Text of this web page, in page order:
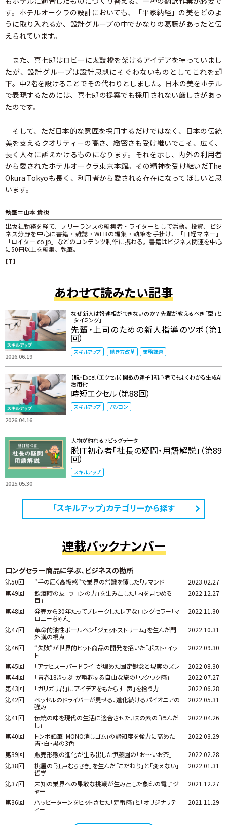
す。ホテルオークラの設計においても、「平家納経」の美をどのよ
うに取り入れるか、設計グループの中でかなりの葛藤があったと伝
えられています。
また、喜七郎はロビーに太鼓橋を架けるアイデアを持っていまし
たが、設計グループは設計思想にそぐわないものとしてこれを却
下。中2階を設けることでその代わりとしました。日本の美をホテル
で表現するためには、喜七郎の提案でも採用されない厳しさがあっ
たのです。
そして、ただ日本的な意匠を採用するだけではなく、日本の伝統
美を支えるクオリティーの高さ、緻密さも受け継いでこそ、広く、
長く人々に訴えかけるものになります。それを示し、内外の利用者
から愛されたホテルオークラ東京本館。その精神を受け継いだThe
Okura Tokyoも長く、利用者から愛される存在になってほしいと思
います。
執筆＝山本 貴也
出版社勤務を経て、フリーランスの編集者・ライターとして活動。投資、ビジ
ネス分野を中心に書籍・雑誌・WEBの編集・執筆を手掛け、「日経マネー」
「ロイター.co.jp」などのコンテンツ制作に携わる。書籍はビジネス関連を中心
に50冊以上を編集、執筆。
【T】
あわせて読みたい記事
2026.06.19
なぜ新人は報連相ができないのか？ 先輩が教えるべき「型」と
「タイミング」
先輩・上司のための新人指導のツボ（第1
回）
スキルアップ 働き方改革 業務課題
2026.04.16
【脱・Excel（エクセル）関数の迷子】初心者でもよくわかる生成AI
活用術
時短エクセル（第88回）
スキルアップ パソコン
2025.05.30
大物が釣れる？ビッグデータ
脱IT初心者「社長の疑問・用語解説」（第89
回）
スキルアップ
「スキルアップ」カテゴリーから探す
連載バックナンバー
ロングセラー商品に学ぶ、ビジネスの勘所
第50回 "手の届く高級感"で業界の常識を覆した「ルマンド」
2023.02.27
第49回
飲酒時の友「ウコンの力」を生み出した「内を見つめる
目」
2022.12.27
第48回
発売から30年たってブレークしたレアなロングセラー「マ
ロニーちゃん」
2022.11.30
第47回
革命的油性ボールペン「ジェットストリーム」を生んだ門
外漢の視点
2022.10.31
第46回
“失敗”が世界的ヒット商品の開発を招いた「ポスト・イッ
ト」
2022.09.30
第45回 「アサヒスーパードライ」が埋めた固定観念と現実のズレ
2022.08.30
第44回
「青春18きっぷ」が喚起する自由な旅の「ワクワク感」
2022.07.27
第43回
「ガリガリ君」にアイデアをもたらす「声」を拾う力
2022.06.28
第42回
ベッセルのドライバーが見せる、進化続けるパイオニアの
強み
2022.05.31
第41回
伝統の味を現代の生活に適合させた、味の素の「ほんだ
し」
2022.04.26
第40回
トンボ鉛筆「MONO消しゴム」の認知度を強力に高めた
青・白・黒の3色
2022.03.29
第39回 販売形態の進化が生み出した伊藤園の「お～いお茶」
2022.02.28
第38回
桃屋の「江戸むらさき」を生んだ「こだわり」と「変えない」
哲学
2022.01.31
第37回
未知の業界への果敢な挑戦が生み出した象印の電子ジ
ャー
2021.12.27
第36回
ハッピーターンをヒットさせた「定番感」と「オリジナリテ
ィー」
2021.11.29